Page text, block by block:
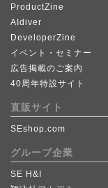
ProductZine
AIdiver
DeveloperZine
イベント・セミナー
広告掲載のご案内
40周年特設サイト
直販サイト
SEshop.com
グループ企業
SE H&I